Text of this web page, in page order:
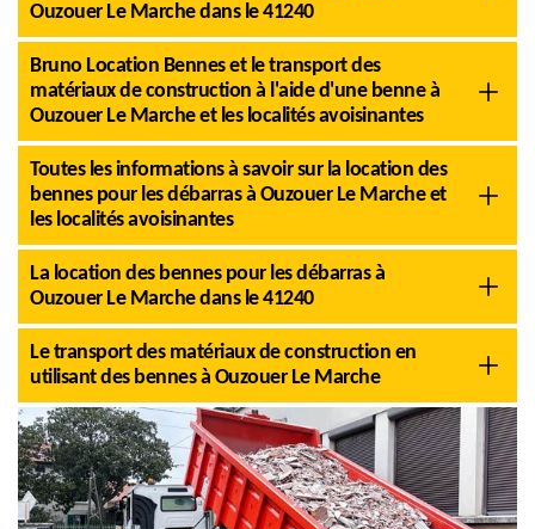
Ouzouer Le Marche dans le 41240
Bruno Location Bennes et le transport des
matériaux de construction à l'aide d'une benne à
Ouzouer Le Marche et les localités avoisinantes
Toutes les informations à savoir sur la location des
bennes pour les débarras à Ouzouer Le Marche et
les localités avoisinantes
La location des bennes pour les débarras à
Ouzouer Le Marche dans le 41240
Le transport des matériaux de construction en
utilisant des bennes à Ouzouer Le Marche